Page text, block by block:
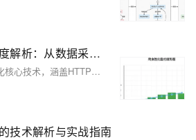
爬虫与自动化技术深度解析：从数据采集到智能运维的完整实战指南
本文系统解析爬虫与自动化核心技术，涵盖HTTP请求、数据解析、分布式架构及反爬策略，结合Scrapy、Selenium等框架实战，助力构建高效、稳定、合规的数据采集系统。
技术解析与实战指南